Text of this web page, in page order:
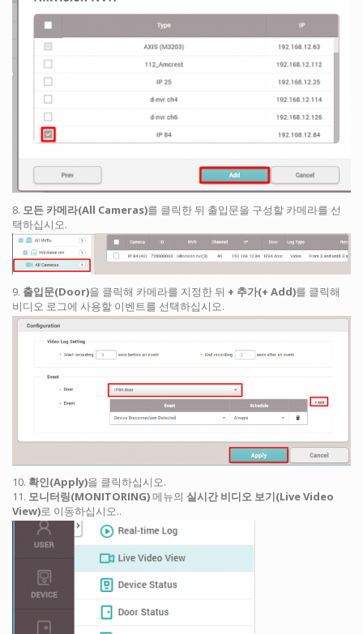
8. 모든 카메라(All Cameras)를 클릭한 뒤 출입문을 구성할 카메라를 선
택하십시오.
9. 출입문(Door)을 클릭해 카메라를 지정한 뒤 + 추가(+ Add)를 클릭해
비디오 로그에 사용할 이벤트를 선택하십시오.
10. 확인(Apply)을 클릭하십시오.
11. 모니터링(MONITORING)메뉴의 실시간 비디오 보기(Live Video
View)로 이동하십시오..